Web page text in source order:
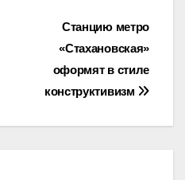
Станцию метро
«Стахановская»
оформят в стиле
конструктивизм